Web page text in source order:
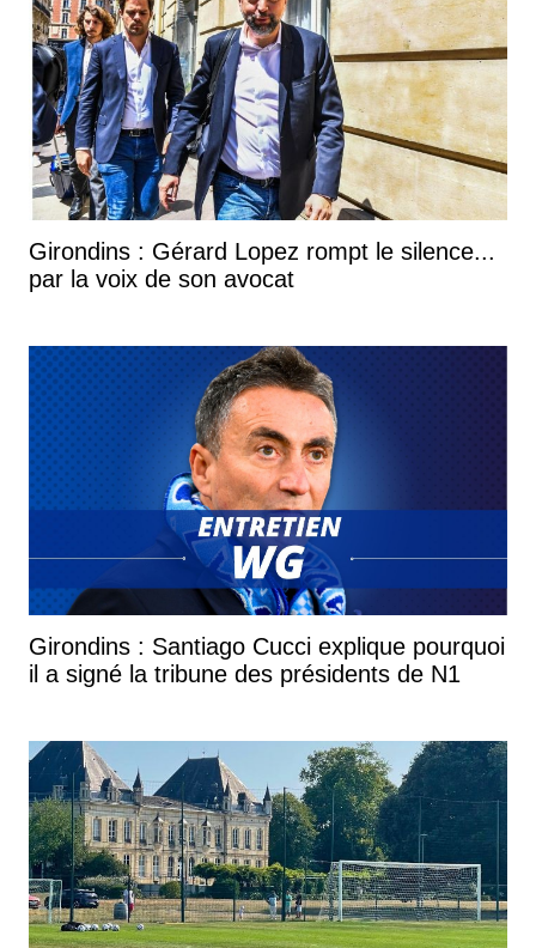
Girondins : Gérard Lopez rompt le silence...
par la voix de son avocat
Girondins : Santiago Cucci explique pourquoi
il a signé la tribune des présidents de N1